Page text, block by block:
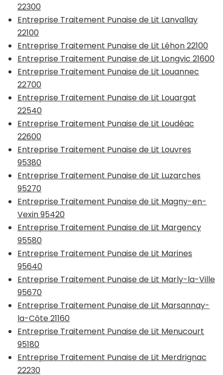
22300
Entreprise Traitement Punaise de Lit Lanvallay
22100
Entreprise Traitement Punaise de Lit Léhon 22100
Entreprise Traitement Punaise de Lit Longvic 21600
Entreprise Traitement Punaise de Lit Louannec
22700
Entreprise Traitement Punaise de Lit Louargat
22540
Entreprise Traitement Punaise de Lit Loudéac
22600
Entreprise Traitement Punaise de Lit Louvres
95380
Entreprise Traitement Punaise de Lit Luzarches
95270
Entreprise Traitement Punaise de Lit Magny-en-
Vexin 95420
Entreprise Traitement Punaise de Lit Margency
95580
Entreprise Traitement Punaise de Lit Marines
95640
Entreprise Traitement Punaise de Lit Marly-la-Ville
95670
Entreprise Traitement Punaise de Lit Marsannay-
la-Côte 21160
Entreprise Traitement Punaise de Lit Menucourt
95180
Entreprise Traitement Punaise de Lit Merdrignac
22230